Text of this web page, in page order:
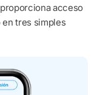
acceso
tres simples